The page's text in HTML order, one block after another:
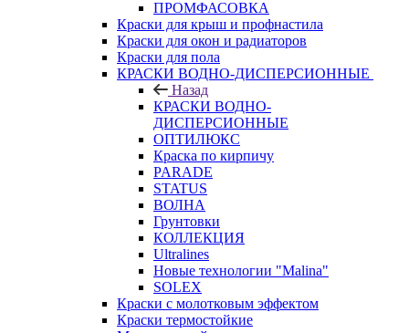
ПРОМФАСОВКА
Краски для крыш и профнастила
Краски для окон и радиаторов
Краски для пола
КРАСКИ ВОДНО-ДИСПЕРСИОННЫЕ
Назад
КРАСКИ ВОДНО-
ДИСПЕРСИОННЫЕ
ОПТИЛЮКС
Краска по кирпичу
PARADE
STATUS
ВОЛНА
Грунтовки
КОЛЛЕКЦИЯ
Ultralines
Новые технологии "Malina"
SOLEX
Краски с молотковым эффектом
Краски термостойкие